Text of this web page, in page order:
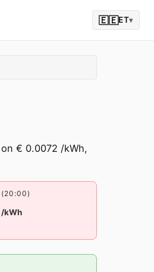
🇪🇪ET▾
€ 0.0072 /kWh,
(20:00)
/kWh